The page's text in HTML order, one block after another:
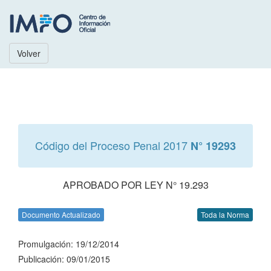
Volver
Código del Proceso Penal 2017 N° 19293
APROBADO POR LEY N° 19.293
Documento Actualizado Toda la Norma
Promulgación: 19/12/2014
Publicación: 09/01/2015